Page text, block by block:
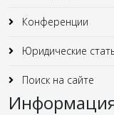
Конференции
Юридические
Поиск на сайте